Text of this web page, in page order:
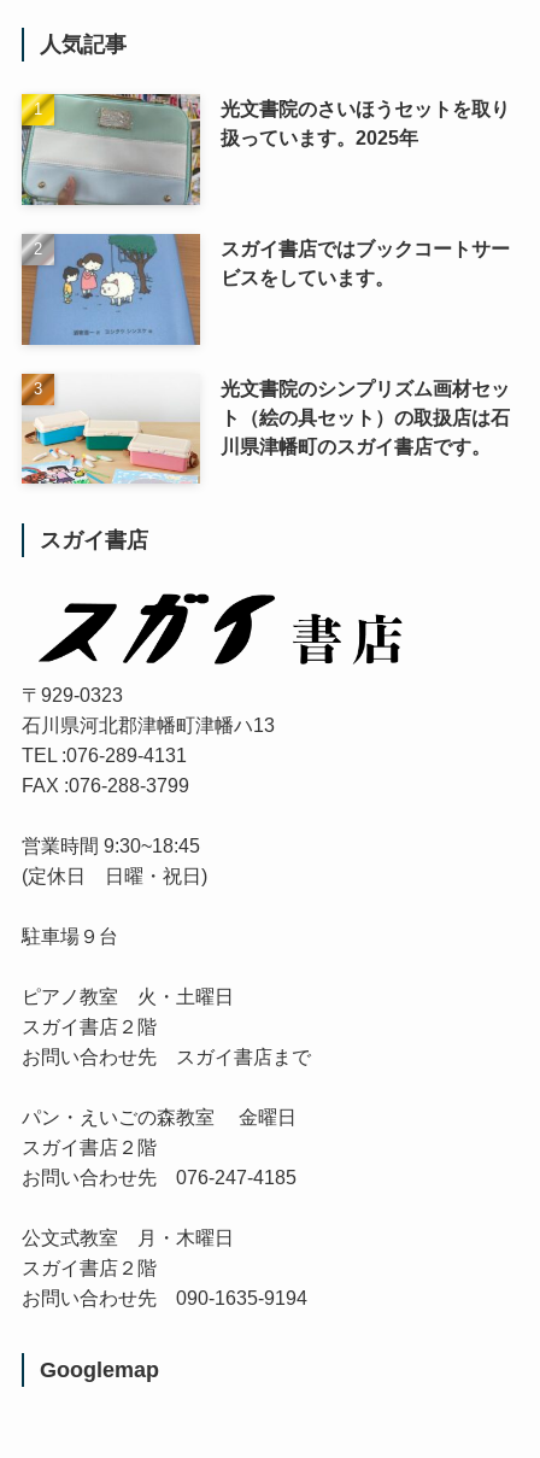
人気記事
光文書院のさいほうセットを取り
扱っています。2025年
スガイ書店ではブックコートサー
ビスをしています。
光文書院のシンプリズム画材セッ
ト（絵の具セット）の取扱店は石
川県津幡町のスガイ書店です。
スガイ書店
〒929-0323
石川県河北郡津幡町津幡ハ13
TEL :076-289-4131
FAX :076-288-3799
営業時間 9:30~18:45
(定休日 日曜・祝日)
駐車場９台
ピアノ教室 火・土曜日
スガイ書店２階
お問い合わせ先 スガイ書店まで
パン・えいごの森教室 金曜日
スガイ書店２階
お問い合わせ先 076-247-4185
公文式教室 月・木曜日
スガイ書店２階
お問い合わせ先 090-1635-9194
Googlemap